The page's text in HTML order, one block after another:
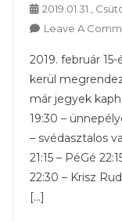
2019.01.31.,
Leave A
2019. február
kerül
már jegyek
19:30 –
– svédasztalos
21:15 – PéGé
22:30 – Krisz
[…]